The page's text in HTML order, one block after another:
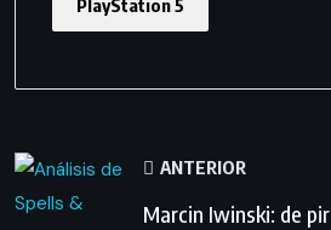
PlayStation 5
ANTERIOR
Marcin Iwinski: de